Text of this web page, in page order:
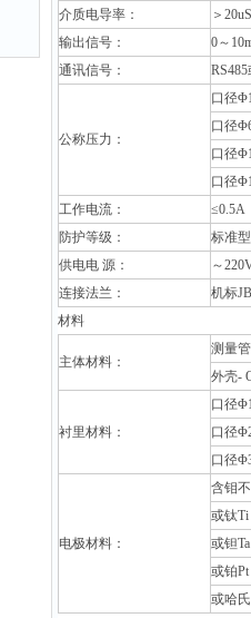
介质电导率：
＞
输出信号：
0～
通讯信号：
RS485
公称压力：
口径
口径
口径
口径
工作电流：
≤0.5A
防护等级：
标准
供电电 源：
～
连接法兰：
机标
材料
主体材料：
测量
外壳-
衬里材料：
口径
口径
口径
电极材料：
含钼
或钛Ti
或钽Ta
或铂Pt
或哈